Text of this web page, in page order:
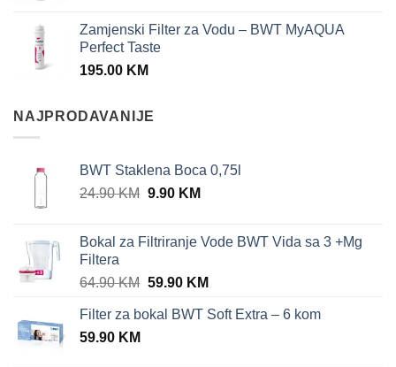
Zamjenski Filter za Vodu – BWT MyAQUA
Perfect Taste
195.00 KM
NAJPRODAVANIJE
BWT Staklena Boca 0,75l
24.90KM Original
24.90 KM.
9.90 KMCurrent
9.90 KM.
Bokal za Filtriranje Vode BWT Vida sa 3 +Mg
Filtera
64.90KM Original
was:
59.90 KMCurrent
is:
Filter za bokal BWT Soft Extra – 6 kom
59.90 KM